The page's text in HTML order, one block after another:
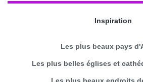
Inspiration
Les plus beaux pays
Les plus belles églises et